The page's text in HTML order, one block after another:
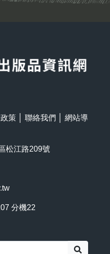
策 聯絡我們
網站導
松江路209號
分機22